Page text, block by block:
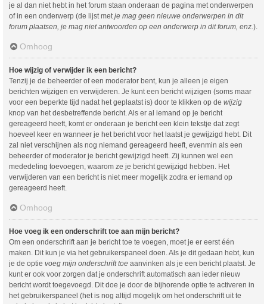
je al dan niet hebt in het forum staan onderaan de pagina met onderwerpen
of in een onderwerp (de lijst metje mag geen nieuwe onderwerpen in dit
forum plaatsen, je mag niet antwoorden op een onderwerp in dit forum, enz.).
Omhoog
Hoe wijzig of verwijder ik een bericht?
Tenzij je de beheerder of een moderator bent, kun je alleen je eigen
berichten wijzigen en verwijderen. Je kunt een bericht wijzigen (soms maar
voor een beperkte tijd nadat het geplaatst is) door te klikken op de wijzig
knop van het desbetreffende bericht. Als er al iemand op je bericht
gereageerd heeft, komt er onderaan je bericht een klein tekstje dat zegt
hoeveel keer en wanneer je het bericht voor het laatst je gewijzigd hebt. Dit
zal niet verschijnen als nog niemand gereageerd heeft, evenmin als een
beheerder of moderator je bericht gewijzigd heeft. Zij kunnen wel een
mededeling toevoegen, waarom ze je bericht gewijzigd hebben. Het
verwijderen van een bericht is niet meer mogelijk zodra er iemand op
gereageerd heeft.
Omhoog
Hoe voeg ik een onderschrift toe aan mijn bericht?
Om een onderschrift aan je bericht toe te voegen, moet je er eerst één
maken. Dit kun je via het gebruikerspaneel doen. Als je dit gedaan hebt, kun
je de optie voeg mijn onderschrift toe aanvinken als je een bericht plaatst. Je
kunt er ook voor zorgen dat je onderschrift automatisch aan ieder nieuw
bericht wordt toegevoegd. Dit doe je door de bijhorende optie te activeren in
het gebruikerspaneel (het is nog altijd mogelijk om het onderschrift uit te